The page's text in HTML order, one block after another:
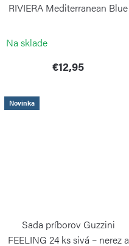
RIVIERA Mediterranean Blue
Na sklade
€12,95
Novinka
Sada príborov Guzzini
FEELING 24 ks sivá – nerez a